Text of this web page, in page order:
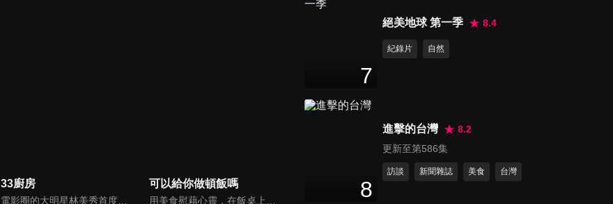
33廚房
電影圈的大明星林美秀首度跨足綜藝接主持棒，帶領駱進漢師傅以及黃景龍師傅大展廚藝與觀眾們一起美味上菜！
可以給你做頓飯嗎
用美食慰藉心靈，在飯桌上這個中國人最傳統的聊天場域打開素人物件心門；潛移默化地引出社會熱點話題，打造一檔有趣、有用、有意義的人文類真人秀。
第530集 不當飲食、沒生小孩
47
第532集 當令營養便宜好食材-
黑木耳、肉魚
7
絕美地球 第一季 8.4
紀錄片 自然
8
進擊的台灣
8.2
更新至第586集
訪談 新聞雜誌 美食 台灣